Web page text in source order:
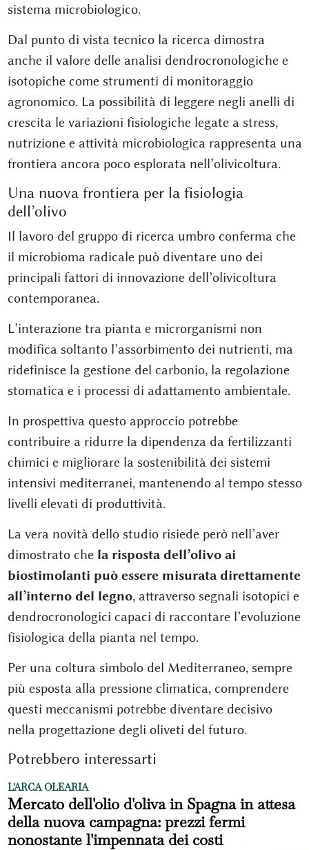
sistema microbiologico.
Dal punto di vista tecnico la ricerca dimostra
anche il valore delle analisi dendrocronologiche e
isotopiche come strumenti di monitoraggio
agronomico. La possibilità di leggere negli anelli di
crescita le variazioni fisiologiche legate a stress,
nutrizione e attività microbiologica rappresenta una
frontiera ancora poco esplorata nell’olivicoltura.
Una nuova frontiera per la fisiologia
dell’olivo
Il lavoro del gruppo di ricerca umbro conferma che
il microbioma radicale può diventare uno dei
principali fattori di innovazione dell’olivicoltura
contemporanea.
L’interazione tra pianta e microrganismi non
modifica soltanto l’assorbimento dei nutrienti, ma
ridefinisce la gestione del carbonio, la regolazione
stomatica e i processi di adattamento ambientale.
In prospettiva questo approccio potrebbe
contribuire a ridurre la dipendenza da fertilizzanti
chimici e migliorare la sostenibilità dei sistemi
intensivi mediterranei, mantenendo al tempo stesso
livelli elevati di produttività.
La vera novità dello studio risiede però nell’aver
dimostrato che la risposta dell’olivo ai
biostimolanti può essere misurata direttamente
all’interno del legno, attraverso segnali isotopici e
dendrocronologici capaci di raccontare l’evoluzione
fisiologica della pianta nel tempo.
Per una coltura simbolo del Mediterraneo, sempre
più esposta alla pressione climatica, comprendere
questi meccanismi potrebbe diventare decisivo
nella progettazione degli oliveti del futuro.
Potrebbero interessarti
L'ARCA OLEARIA
Mercato dell'olio d'oliva in Spagna in attesa
della nuova campagna: prezzi fermi
nonostante l'impennata dei costi